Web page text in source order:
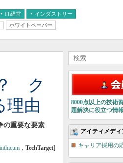
IT経営 インダストリー
ホワイトペーパー
ク
理由
の重要な要素
， TechTarget]
8000点以上の技術
題解決に役立つ情
アイティメデ
キャリア採用の